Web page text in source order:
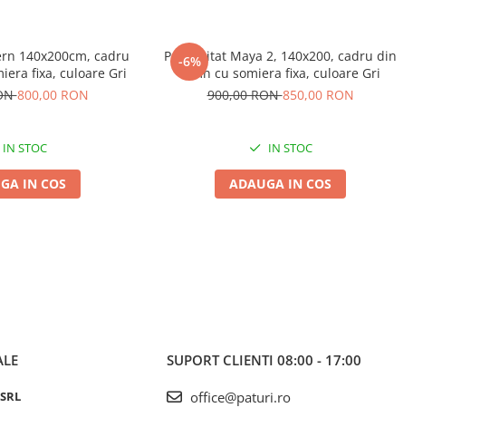
140x200cm, cadru
fixa, culoare Gri
800,00 RON
IN STOC
IN COS
-6%
Pat tapitat Maya 2, 140x200, cadru din
lemn cu somiera fixa, culoare Gri
900,00 RON850,00 RON
IN STOC
ADAUGA IN COS
SUPORT CLIENTI 08:00 - 17:00
office@paturi.ro